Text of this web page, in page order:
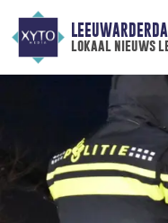
lokaal nieuws